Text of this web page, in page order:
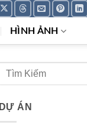
HÌNH ẢNH
DỰ ÁN